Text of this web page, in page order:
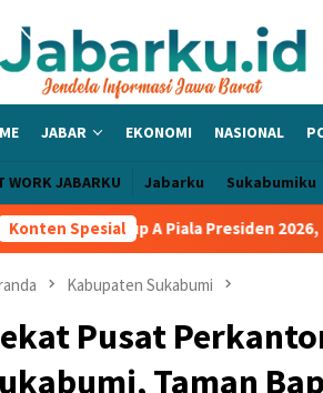
JABAR EKONOMI NASIONAL
WORK JABARKU Jabarku Sukabumiku
Konten Spesial
A Piala Presiden 2026, Tiga Laga Tanpa
Kabupaten Sukabumi
Pusat
Taman